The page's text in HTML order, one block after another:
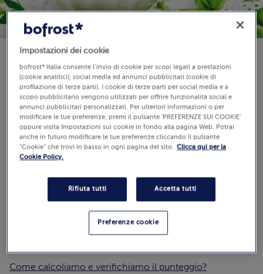
Disponibilità
€ 10,99
2000 g (Prezzo al Kg 5.50 €)
Aggiungi al carrello
Come calcoliamo e verifichiamo il punteggio?
Impostazioni dei cookie
bofrost* Italia consente l’invio di cookie per scopi legati a prestazioni
(cookie analitici), social media ed annunci pubblicitari (cookie di
profilazione di terze parti). I cookie di terze parti per social media e a
scopo pubblicitario vengono utilizzati per offrire funzionalità social e
annunci pubblicitari personalizzati. Per ulteriori informazioni o per
modificare le tue preferenze, premi il pulsante 'PREFERENZE SUI COOKIE'
oppure visita Impostazioni sui cookie in fondo alla pagina Web. Potrai
anche in futuro modificare le tue preferenze cliccando il pulsante
“Cookie” che trovi in basso in ogni pagina del sito. Clicca qui per la
Cookie Policy.
Rifiuta tutti Accetta tutti
Preferenze cookie